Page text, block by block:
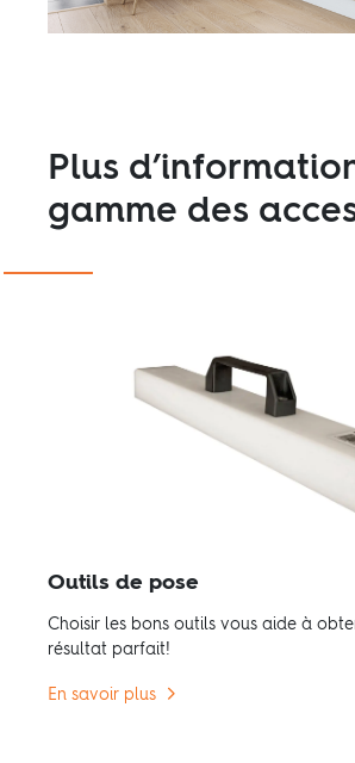
Plus
gamme des
Outils de pose
Choisir les bons outils vous aide à
résultat parfait!
En savoir plus